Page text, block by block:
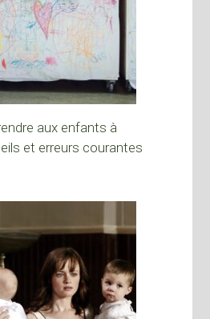
aux enfants à
et erreurs courantes